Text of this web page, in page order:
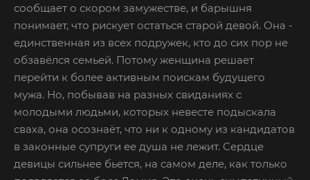
сообщает о скором замужестве, и барышня
понимает, что рискует остаться старой девой. Она -
единственная из всех подружек, кто до сих пор не
обзавёлся семьей. Потому женщина решает
перейти к более активным поискам будущего
мужа. Но, побывав на разных свиданиях с
молодыми людьми, которых невесте подыскала
сваха, она осознаёт, что ни к одному из кандидатов
в законные супруги ее душа не лежит. Сердце
девицы сильнее бьется, на самом деле, как только